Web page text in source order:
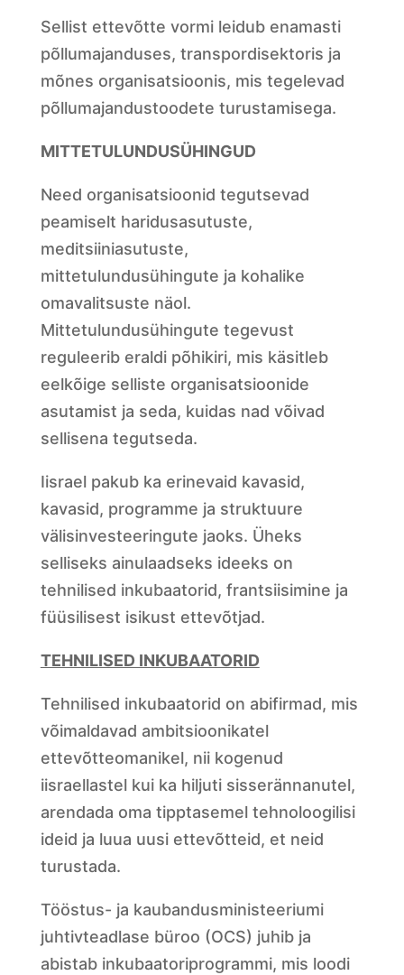
Sellist ettevõtte vormi leidub enamasti
põllumajanduses, transpordisektoris ja
mõnes organisatsioonis, mis tegelevad
põllumajandustoodete turustamisega.
MITTETULUNDUSÜHINGUD
Need organisatsioonid tegutsevad
peamiselt haridusasutuste,
meditsiiniasutuste,
mittetulundusühingute ja kohalike
omavalitsuste näol.
Mittetulundusühingute tegevust
reguleerib eraldi põhikiri, mis käsitleb
eelkõige selliste organisatsioonide
asutamist ja seda, kuidas nad võivad
sellisena tegutseda.
Iisrael pakub ka erinevaid kavasid,
kavasid, programme ja struktuure
välisinvesteeringute jaoks. Üheks
selliseks ainulaadseks ideeks on
tehnilised inkubaatorid, frantsiisimine ja
füüsilisest isikust ettevõtjad.
TEHNILISED INKUBAATORID
Tehnilised inkubaatorid on abifirmad, mis
võimaldavad ambitsioonikatel
ettevõtteomanikel, nii kogenud
iisraellastel kui ka hiljuti sisserännanutel,
arendada oma tipptasemel tehnoloogilisi
ideid ja luua uusi ettevõtteid, et neid
turustada.
Tööstus- ja kaubandusministeeriumi
juhtivteadlase büroo (OCS) juhib ja
abistab inkubaatoriprogrammi, mis loodi